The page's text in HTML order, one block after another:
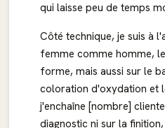
qui laisse peu de temps
Côté technique, je suis à
femme comme homme,
forme, mais aussi sur le
coloration d'oxydation et
j'enchaîne [nombre]
diagnostic ni sur la